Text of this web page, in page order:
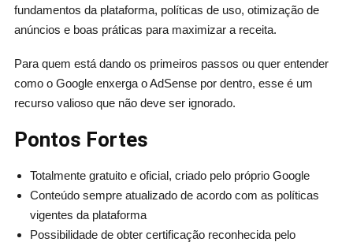
fundamentos da plataforma, políticas de uso, otimização de
anúncios e boas práticas para maximizar a receita.
Para quem está dando os primeiros passos ou quer entender
como o Google enxerga o AdSense por dentro, esse é um
recurso valioso que não deve ser ignorado.
Pontos Fortes
Totalmente gratuito e oficial, criado pelo próprio Google
Conteúdo sempre atualizado de acordo com as políticas
vigentes da plataforma
Possibilidade de obter certificação reconhecida pelo